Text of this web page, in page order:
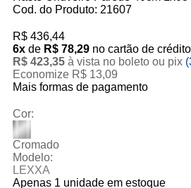
Cod. do Produto: 21607
R$ 436,44
6xde R$ 78,29 no cartão de crédito
R$ 423,35 à vista no boleto ou pix
Economize R$ 13,09
Mais formas de pagamento
Cor:
Cromado
Modelo:
LEXXA
Apenas 1 unidade em estoque